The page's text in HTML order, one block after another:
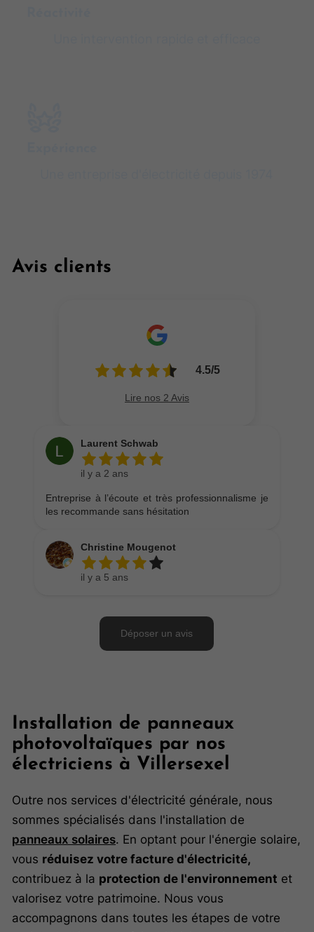
Avis clients
Installation de panneaux
photovoltaïques par nos
électriciens à Villersexel
Outre nos services d'électricité générale, nous
sommes spécialisés dans l'installation de
panneaux solaires. En optant pour l'énergie solaire,
vous réduisez votre facture d'électricité,
contribuez à la protection de l'environnement et
valorisez votre patrimoine. Nous vous
accompagnons dans toutes les étapes de votre